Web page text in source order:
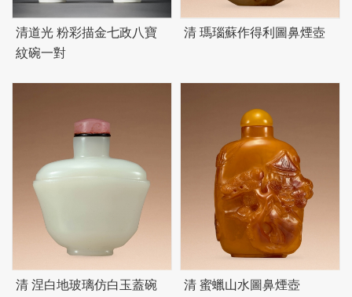
清道光 粉彩描金七政八寶
紋碗一對
清 瑪瑙蘇作得利圖鼻煙壺
清 涅白地玻璃仿白玉蓋碗
清 蜜蠟山水圖鼻煙壺